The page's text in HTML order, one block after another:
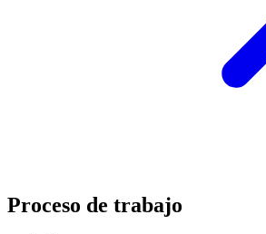
Proceso de trabajo